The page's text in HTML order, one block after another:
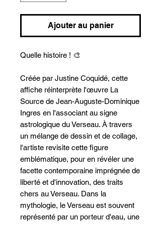
Ajouter au panier
Quelle histoire ! 🎨
Créée par Justine Coquidé, cette
affiche réinterprète l'œuvre La
Source de Jean-Auguste-Dominique
Ingres en l'associant au signe
astrologique du Verseau. À travers
un mélange de dessin et de collage,
l'artiste revisite cette figure
emblématique, pour en révéler une
facette contemporaine imprégnée de
liberté et d'innovation, des traits
chers au Verseau. Dans la
mythologie, le Verseau est souvent
représenté par un porteur d'eau, une